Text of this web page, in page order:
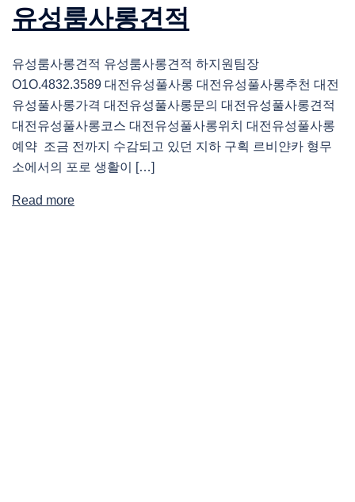
유성룸사롱견적
유성룸사롱견적 유성룸사롱견적 하지원팀장
O1O.4832.3589 대전유성풀사롱 대전유성풀사롱추천 대전
유성풀사롱가격 대전유성풀사롱문의 대전유성풀사롱견적
대전유성풀사롱코스 대전유성풀사롱위치 대전유성풀사롱
예약 조금 전까지 수감되고 있던 지하 구획 르비얀카 형무
소에서의 포로 생활이 […]
Read more